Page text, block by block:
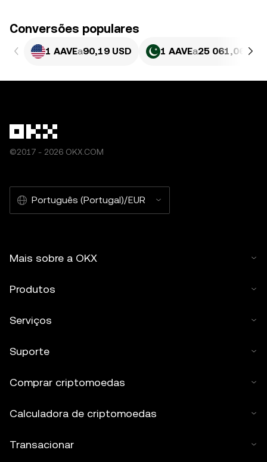
Conversões populares
1 AAVEa90,19 USD 1 AAVEa25 061,06 PKR
©2017 - 2026 OKX.COM
Português (Portugal)/EUR
Mais sobre a OKX
Produtos
Serviços
Suporte
Comprar criptomoedas
Calculadora de criptomoedas
Transacionar